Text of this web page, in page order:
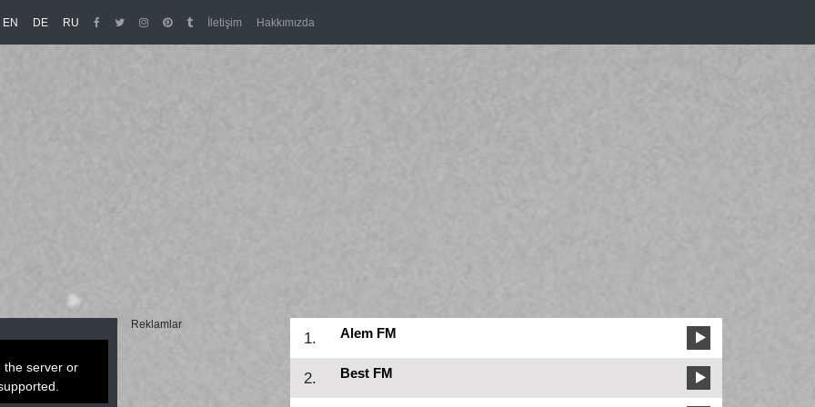
EN DE/de RU İletişim Hakkımızda
the server or
Reklamlar
1. Alem FM
2. Best FM